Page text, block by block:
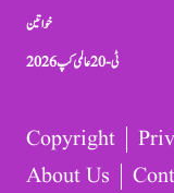
خواتین
ٹی-20 عالمی کپ 2026
Copyright
About Us